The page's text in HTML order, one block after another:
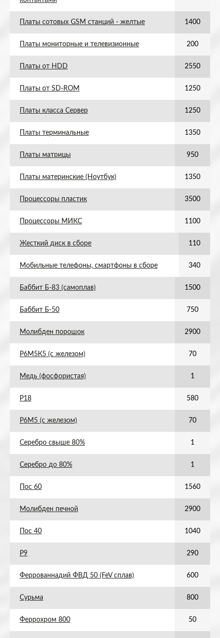
Платы сотовых GSM станций - желтые 1400
Платы мониторные и телевизионные 200
Платы от HDD 2550
Платы от SD-ROM 1250
Платы класса Сервер 1250
Платы терминальные 1350
Платы матрицы 950
Платы материнские (Ноутбук) 1350
Процессоры пластик 3500
Процессоры МИКС 1100
Жесткий диск в сборе 110
Мобильные телефоны, смартфоны в сборе 340
Баббит Б-83 (самоплав) 1500
Баббит Б-50 750
Молибден порошок 2900
Р6М5К5 (с железом) 70
Медь (фосфористая) 1
Р18 580
Р6М5 (с железом) 70
Серебро свыше 80% 1
Серебро до 80% 1
Пос 60 1560
Молибден печной 2900
Пос 40 1040
Р9 290
Феррованнадий ФВД 50 (FeV сплав) 600
Сурьма 800
Феррохром 800 50